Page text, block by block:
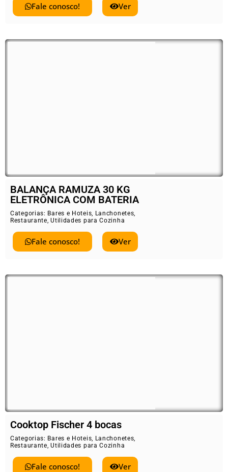
Fale conosco! Ver
BALANÇA RAMUZA 30 KG
ELETRÔNICA COM BATERIA
Categorias: Bares e Hoteis, Lanchonetes,
Restaurante,Utilidades para Cozinha
Fale conosco! Ver
Cooktop Fischer 4 bocas
Categorias: Bares e Hoteis, Lanchonetes,
Restaurante,Utilidades para Cozinha
Fale conosco! Ver